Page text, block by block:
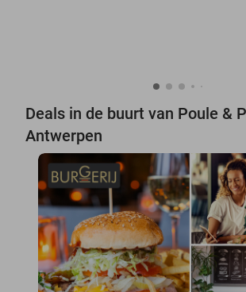
Deals in de buurt van Poule &
Antwerpen